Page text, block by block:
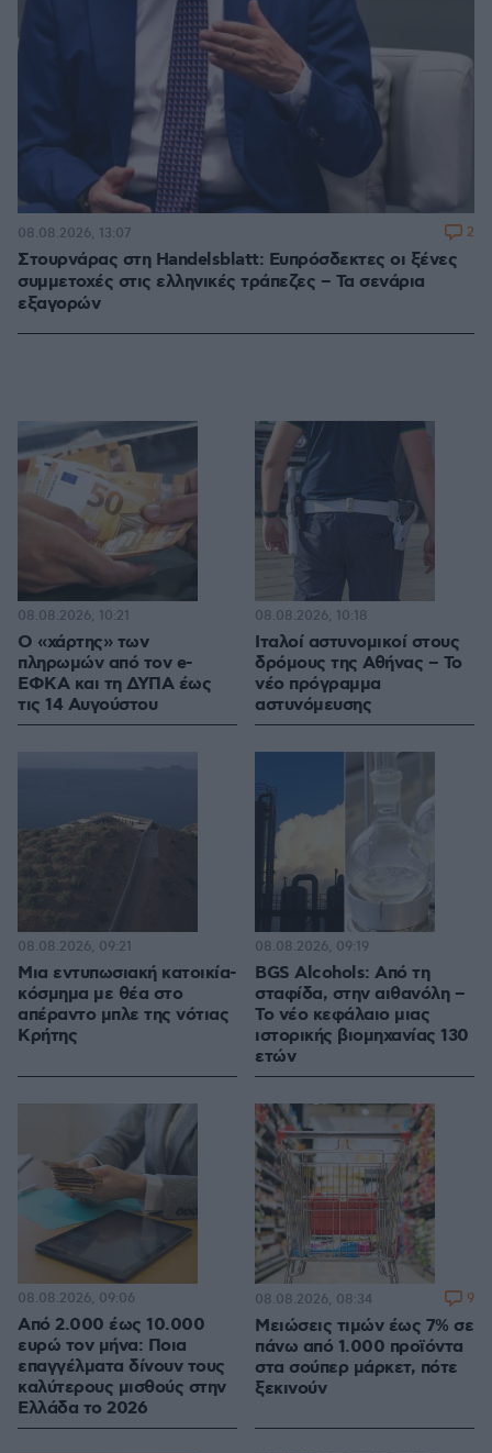
Στουρνάρας στη Handelsblatt: Ευπρόσδεκτες οι ξένες
συμμετοχές στις ελληνικές τράπεζες – Τα σενάρια
εξαγορών
08.08.2026, 13:07 2
Ο «χάρτης» των
πληρωμών από τον e-
ΕΦΚΑ και τη ΔΥΠΑ έως
τις 14 Αυγούστου
08.08.2026, 10:21
Ιταλοί αστυνομικοί στους
δρόμους της Αθήνας – Το
νέο πρόγραμμα
αστυνόμευσης
08.08.2026, 10:18
Μια εντυπωσιακή κατοικία-
κόσμημα με θέα στο
απέραντο μπλε της νότιας
Κρήτης
08.08.2026, 09:21
BGS Alcohols: Από τη
σταφίδα, στην αιθανόλη –
Το νέο κεφάλαιο μιας
ιστορικής βιομηχανίας 130
ετών
08.08.2026, 09:19
Από 2.000 έως 10.000
ευρώ τον μήνα: Ποια
επαγγέλματα δίνουν τους
καλύτερους μισθούς στην
Ελλάδα το 2026
08.08.2026, 09:06
Μειώσεις τιμών έως 7% σε
πάνω από 1.000 προϊόντα
στα σούπερ μάρκετ, πότε
ξεκινούν
08.08.2026, 08:34 9